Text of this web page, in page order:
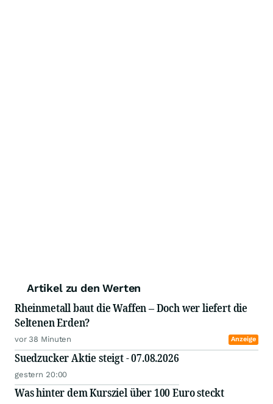
Artikel zu den Werten
Rheinmetall baut die Waffen – Doch wer liefert die
Seltenen Erden?
vor 38 Minuten Anzeige
Suedzucker Aktie steigt - 07.08.2026
gestern 20:00
Was hinter dem Kursziel über 100 Euro steckt